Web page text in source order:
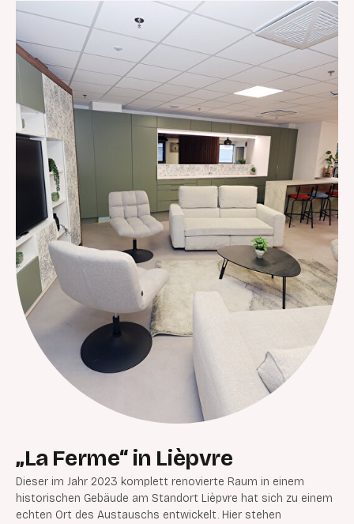
„La Ferme“ in Lièpvre
Dieser im Jahr 2023 komplett renovierte Raum in einem
historischen Gebäude am Standort Lièpvre hat sich zu einem
echten Ort des Austauschs entwickelt. Hier stehen